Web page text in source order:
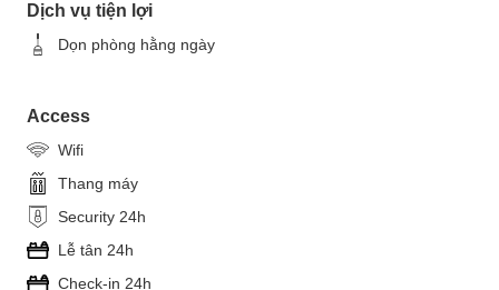
Dịch vụ tiện lợi
Dọn phòng hằng ngày
Access
Wifi
Thang máy
Security 24h
Lễ tân 24h
Check-in 24h